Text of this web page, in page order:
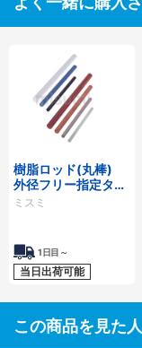
樹脂ロッド(丸棒)
外径フリー指定タイ
プ
ミスミ
1日目～
当日出荷可能
この商品を見た